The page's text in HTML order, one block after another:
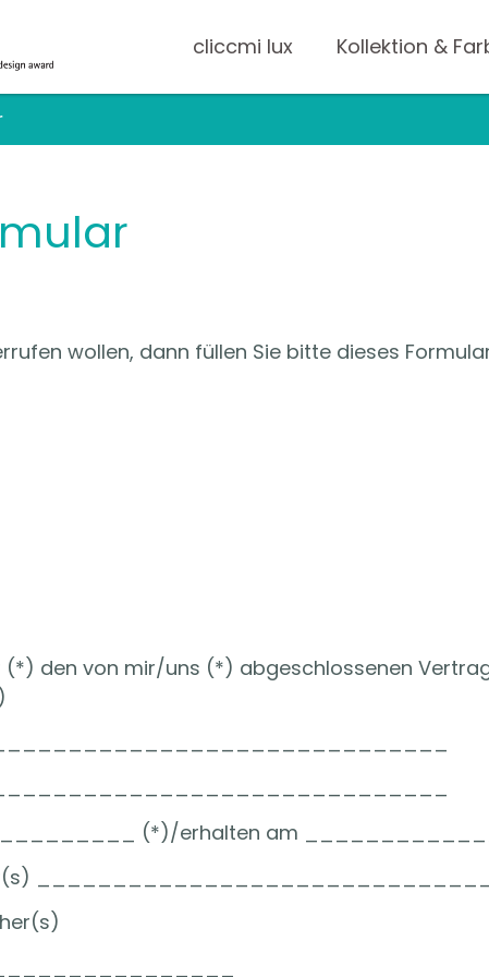
cliccmi lux Kollektion &
wollen, dann füllen Sie bitte dieses
den von mir/uns (*) abgeschlossenen
(*)/erhalten am